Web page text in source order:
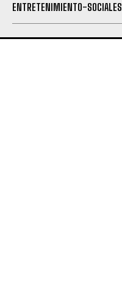
ENTRETENIMIENTO-SOCIALES